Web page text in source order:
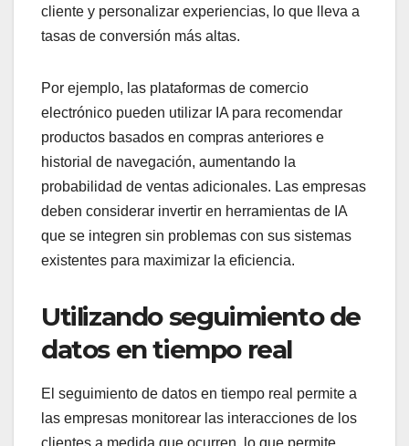
cliente y personalizar experiencias, lo que lleva a
tasas de conversión más altas.
Por ejemplo, las plataformas de comercio
electrónico pueden utilizar IA para recomendar
productos basados en compras anteriores e
historial de navegación, aumentando la
probabilidad de ventas adicionales. Las empresas
deben considerar invertir en herramientas de IA
que se integren sin problemas con sus sistemas
existentes para maximizar la eficiencia.
Utilizando seguimiento de
datos en tiempo real
El seguimiento de datos en tiempo real permite a
las empresas monitorear las interacciones de los